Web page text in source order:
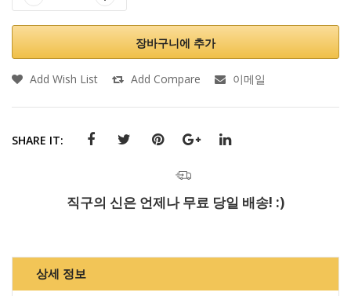
장바구니에 추가
Add Wish List Add Compare 이메일
SHARE IT:
직구의 신은 언제나 무료 당일 배송! :)
상세 정보